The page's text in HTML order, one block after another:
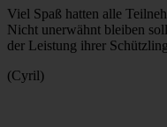
Viel Spaß hatten alle
Nicht unerwähnt bleiben
der Leistung ihrer
(Cyril)